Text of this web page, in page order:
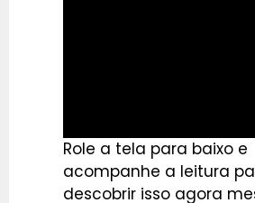
Role a tela para baixo e
acompanhe a leitura
descobrir isso agora